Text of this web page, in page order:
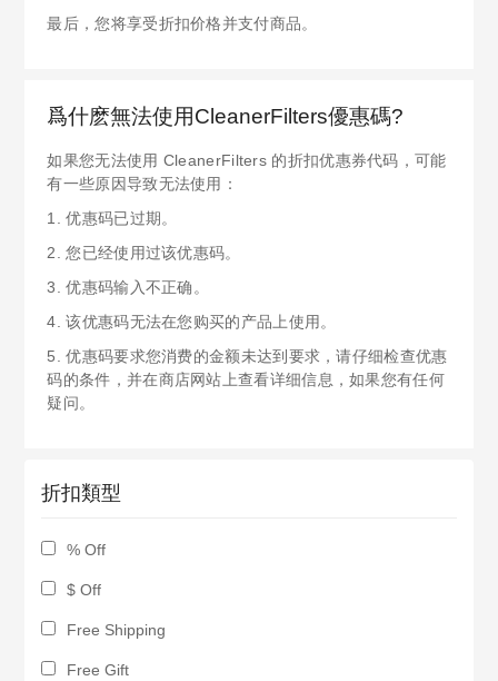
最后，您将享受折扣价格并支付商品。
爲什麽無法使用CleanerFilters優惠碼?
如果您无法使用 CleanerFilters 的折扣优惠券代码，可能
有一些原因导致无法使用：
1. 优惠码已过期。
2. 您已经使用过该优惠码。
3. 优惠码输入不正确。
4. 该优惠码无法在您购买的产品上使用。
5. 优惠码要求您消费的金额未达到要求，请仔细检查优惠
码的条件，并在商店网站上查看详细信息，如果您有任何
疑问。
折扣類型
% Off
$ Off
Free Shipping
Free Gift